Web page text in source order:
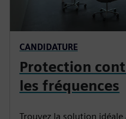
CANDIDATURE
Protection
les fréquences
Trouvez la solution